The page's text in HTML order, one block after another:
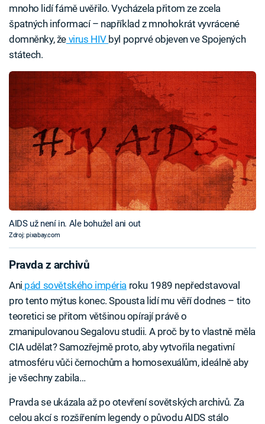
mnoho lidí fámě uvěřilo. Vycházela přitom ze zcela
špatných informací – například z mnohokrát vyvrácené
domněnky, ževirus HIV byl poprvé objeven ve Spojených
státech.
AIDS už není in. Ale bohužel ani out
Zdroj: pixabay.com
Pravda z archivů
Ani pád sovětského impéria roku 1989 nepředstavoval
pro tento mýtus konec. Spousta lidí mu věří dodnes – tito
teoretici se přitom většinou opírají právě o
zmanipulovanou Segalovu studii. A proč by to vlastně měla
CIA udělat? Samozřejmě proto, aby vytvořila negativní
atmosféru vůči černochům a homosexuálům, ideálně aby
je všechny zabila…
Pravda se ukázala až po otevření sovětských archivů. Za
celou akcí s rozšířením legendy o původu AIDS stálo